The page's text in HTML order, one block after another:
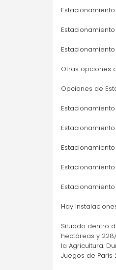
Hôtel de Ville
Ir
Ile Saint
169 Quai de
Ir
Marché
23 Rue
Parking
Ir
Estacionamiento
Estacionamiento
Otras opciones
Opciones de
Hay
Situado dentro
hectáreas y
la Agricultura.
Juegos de París